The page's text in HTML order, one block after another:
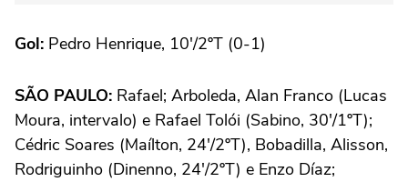
Gol: Pedro Henrique, 10'/2ºT (0-1)
SÃO PAULO: Rafael; Arboleda, Alan Franco (Lucas
Moura, intervalo) e Rafael Tolói (Sabino, 30'/1ºT);
Cédric Soares (Maílton, 24'/2ºT), Bobadilla, Alisson,
Rodriguinho (Dinenno, 24'/2ºT) e Enzo Díaz;